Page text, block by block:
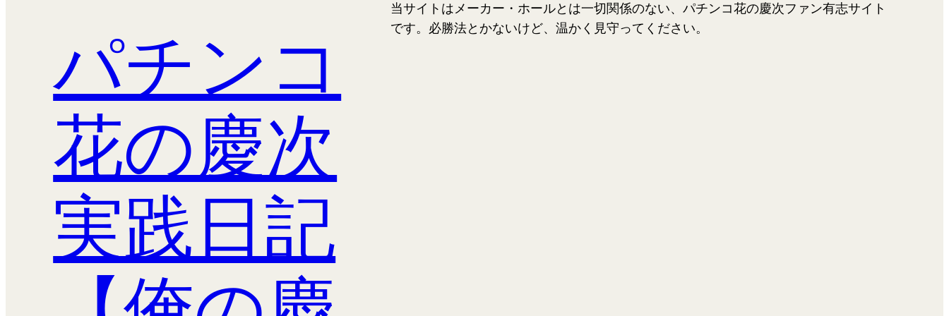
パチンコ
花の慶次
実践日記
当サイトはメーカー・ホールとは一切関係のない、パチンコ花の慶次ファン有志サイト
です。必勝法とかないけど、温かく見守ってください。